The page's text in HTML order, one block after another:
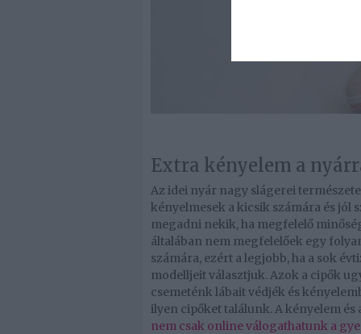
Extra kényelem a
Az idei nyár nagy slágerei
kényelmesek a kicsik számára és jól
megadni nekik, ha megfelelő
általában nem megfelelőek egy
számára, ezért a legjobb, ha a sok
modelljeit választjuk. Azok a cipők
csemeténk lábait védjék és
ilyen cipőket találunk. A kényelem és
nem csak online válogathatunk a